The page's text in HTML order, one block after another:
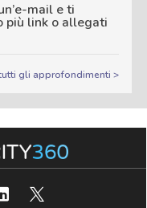
mail e ti
più link o allegati
gli approfondimenti >